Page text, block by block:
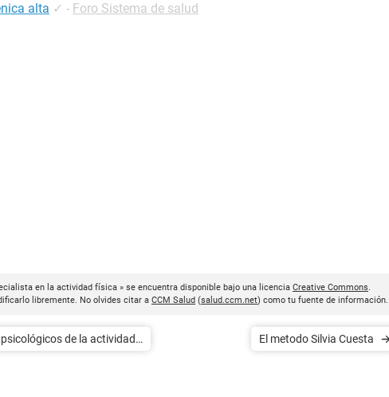
alta ✓ - Foro Sistema de salud
en la actividad física » se encuentra disponible bajo una licencia Creative Commons.
libremente. No olvides citar a CCM Salud (salud.ccm.net) como tu fuente de información.
de la actividad
El metodo Silvia Cuesta